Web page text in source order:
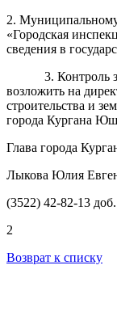
2.
«Городская
сведения в
3. Контроль
возложить на
строительства и
города Кургана
Глава города
Лыкова Юлия
(3522) 42-82-13
2
Возврат к списку